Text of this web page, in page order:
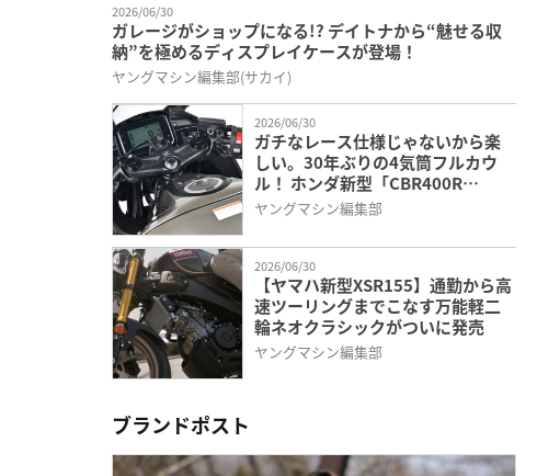
2026/06/30
ガレージがショップになる!? デイトナから“魅せる収
納”を極めるディスプレイケースが登場！
ヤングマシン編集部(サカイ)
2026/06/30
ガチなレース仕様じゃないから楽
しい。30年ぶりの4気筒フルカウ
ル！ ホンダ新型「CBR400R
FOUR」コンセプトの知っておきた
い3つの魅力
ヤングマシン編集部
2026/06/30
【ヤマハ新型XSR155】通勤から高
速ツーリングまでこなす万能軽二
輪ネオクラシックがついに発売
ヤングマシン編集部
ブランドポスト